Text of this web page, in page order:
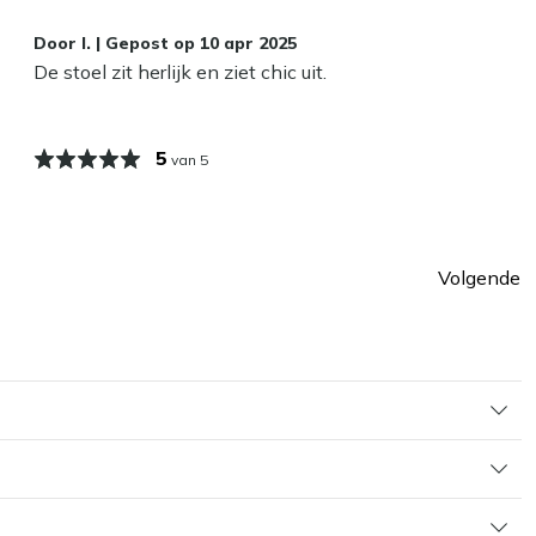
Door I. | Gepost op 10 apr 2025
De stoel zit herlijk en ziet chic uit.
5 van 5
Volgende